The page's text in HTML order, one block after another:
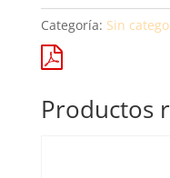
Categoría: Sin
Productos